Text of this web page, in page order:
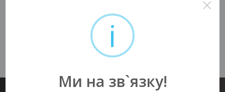
На жаль, немає актуальних подій
у Вашому місті :(
i
Ми на зв`язку!
×